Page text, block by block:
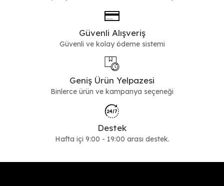
Güvenli Alışveriş
Güvenli ve kolay ödeme sistemi
Geniş Ürün Yelpazesi
Binlerce ürün ve kampanya seçeneği
Destek
Hafta içi 9:00 - 19:00 arası destek.